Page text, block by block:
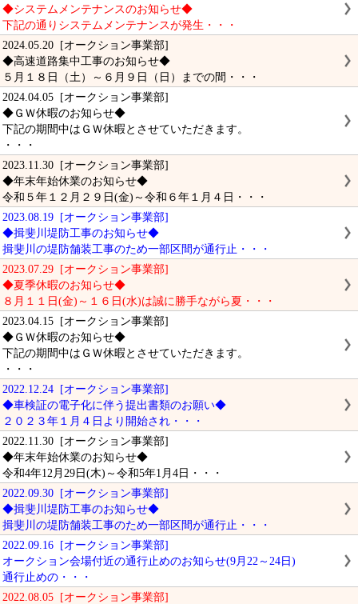
◆システムメンテナンスのお知らせ◆
下記の通りシステムメンテナンスが発生・・・
2024.05.20 [オークション事業部]
◆高速道路集中工事のお知らせ◆
５月１８日（土）～６月９日（日）までの間・・・
2024.04.05 [オークション事業部]
◆ＧＷ休暇のお知らせ◆
下記の期間中はＧＷ休暇とさせていただきます。
・・・
2023.11.30 [オークション事業部]
◆年末年始休業のお知らせ◆
令和５年１２月２９日(金)～令和６年１月４日・・・
2023.08.19 [オークション事業部]
◆揖斐川堤防工事のお知らせ◆
揖斐川の堤防舗装工事のため一部区間が通行止・・・
2023.07.29 [オークション事業部]
◆夏季休暇のお知らせ◆
８月１１日(金)～１６日(水)は誠に勝手ながら夏・・・
2023.04.15 [オークション事業部]
◆ＧＷ休暇のお知らせ◆
下記の期間中はＧＷ休暇とさせていただきます。
・・・
2022.12.24 [オークション事業部]
◆車検証の電子化に伴う提出書類のお願い◆
２０２３年１月４日より開始され・・・
2022.11.30 [オークション事業部]
◆年末年始休業のお知らせ◆
令和4年12月29日(木)～令和5年1月4日・・・
2022.09.30 [オークション事業部]
◆揖斐川堤防工事のお知らせ◆
揖斐川の堤防舗装工事のため一部区間が通行止・・・
2022.09.16 [オークション事業部]
オークション会場付近の通行止めのお知らせ(9月22～24日)
通行止めの・・・
2022.08.05 [オークション事業部]